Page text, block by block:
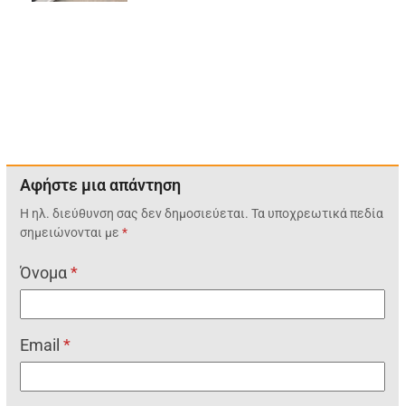
Αφήστε μια απάντηση
Η ηλ. διεύθυνση σας δεν δημοσιεύεται. Τα υποχρεωτικά πεδία
σημειώνονται με*
Όνομα*
Email*